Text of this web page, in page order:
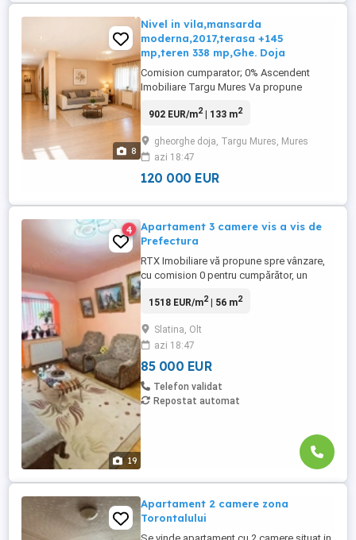
8
Nivel in vila,mansarda
moderna,2017,terasa +145
mp,teren 338 mp,Ghe. Doja
Comision cumparator; 0% Ascendent
Imobiliare Targu Mures Va propune
ndash; 145 mp + terasa, teren 338 mp Se
unei case, reprezentata de o mansarda
spatioasa si moderna, construita in anul
2017 din BCA, cu acoperis din tigla, ...
902 EUR/m2| 133 m2
gheorghe doja, Targu Mures, Mures
azi 18:47
120 000 EUR
19
4
Apartament 3 camere vis a vis de
Prefectura
RTX Imobiliare vă propune spre vânzare,
cu comision 0 pentru cumpărător, un
municipiul Slatina, pe strada Păcii.
într-un imobil care beneficiază de
acoperiș autorizat, oferind un plus de
protecție și confort. Locuința este ...
1518 EUR/m2| 56 m2
Slatina, Olt
azi 18:47
85 000 EUR
Telefon validat
Repostat automat
Apartament 2 camere zona
Torontalului